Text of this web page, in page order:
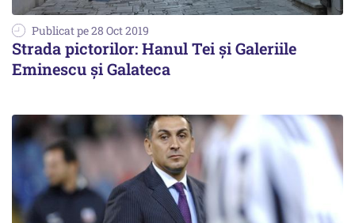
Publicat pe 28 Oct 2019
Strada pictorilor: Hanul Tei și Galeriile
Eminescu și Galateca